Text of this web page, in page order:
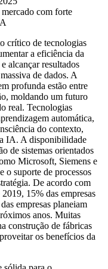
com forte
crítico de tecnologias
a eficiência da
alcançar resultados
de dados. A
profunda estão entre
moldando um futuro
real. Tecnologias
automática,
do contexto,
IA. A disponibilidade
de sistemas orientados
Microsoft, Siemens e
o suporte de processos
De acordo com
15% das empresas
empresas planeiam
anos. Muitas
construção de fábricas
os benefícios da